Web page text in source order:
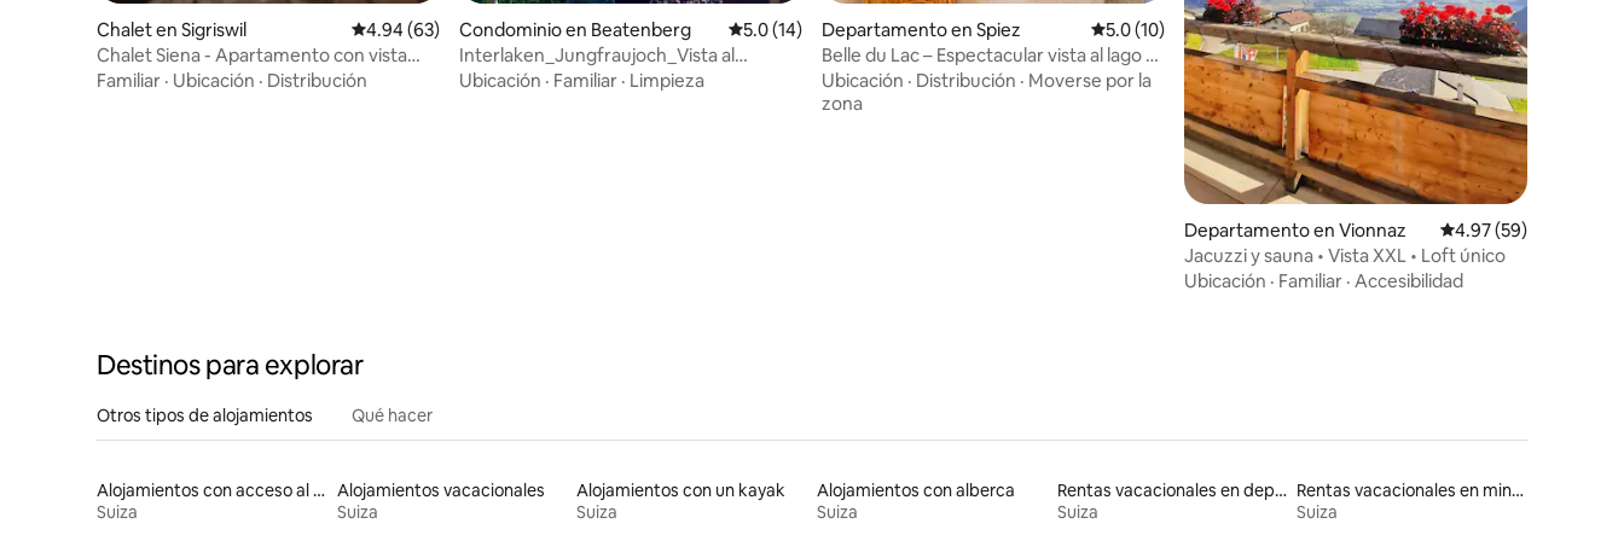
Chalet en Sigriswil Calificación promedio: 4.94 de 5; 63 evaluaciones
4.94 (63)
Chalet Siena - Apartamento con vista
panorámica
Familiar · Ubicación · Distribución
Condominio en Beatenberg Calificación promedio: 5.0 de 5; 14 evaluaciones
5.0 (14)
Interlaken_Jungfraujoch_Vista al
lago_Panorama_Familia
Ubicación · Familiar · Limpieza
Departamento en Spiez Calificación promedio: 5.0 de 5; 10 evaluaciones
5.0 (10)
Belle du Lac – Espectacular vista al lago y
a la bahía
Ubicación · Distribución · Moverse por la
zona
Departamento en Vionnaz Calificación
4.97 (59)
Jacuzzi y sauna • Vista XXL • Loft único
Ubicación · Familiar · Accesibilidad
Destinos para explorar
Otros tipos de alojamientos Qué hacer
Alojamientos con acceso al lago
Suiza
Alojamientos vacacionales
Suiza
Alojamientos con un kayak
Suiza
Alojamientos con alberca
Suiza
Rentas vacacionales en departamentos con cama de altura accesible
Suiza
Rentas vacacionales en minicasas
Suiza